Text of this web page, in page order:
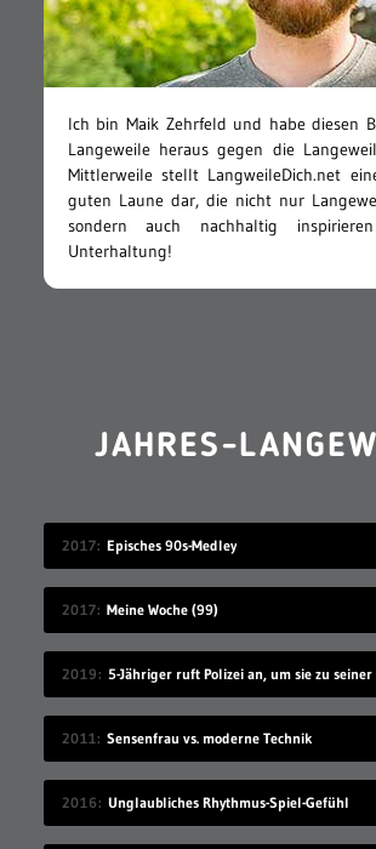
Ich bin Maik Zehrfeld und habe diesen
Langeweile heraus gegen die
Mittlerweile stellt LangweileDich.net
guten Laune dar, die nicht nur
sondern auch nachhaltig
Unterhaltung!
JAHRES-
2017 Episches 90s-Medley
2017 Meine Woche (99)
2019
2011 Sensenfrau vs. moderne Technik
2016 Unglaubliches Rhythmus-Spiel-Gefühl